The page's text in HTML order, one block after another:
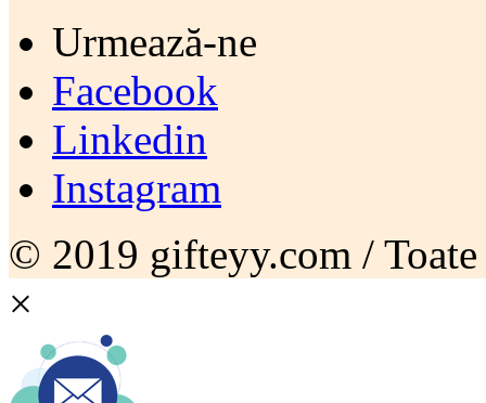
Urmează-ne
Facebook
Linkedin
Instagram
© 2019 gifteyy.com /
×